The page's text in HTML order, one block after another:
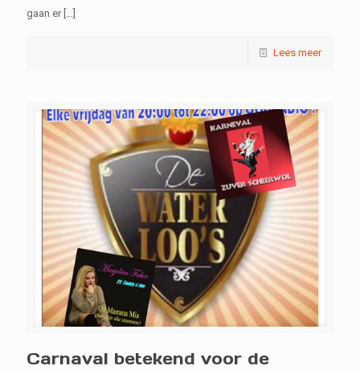
gaan er[…]
Lees meer
Carnaval betekend voor de